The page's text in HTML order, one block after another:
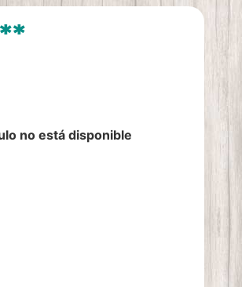
no está disponible